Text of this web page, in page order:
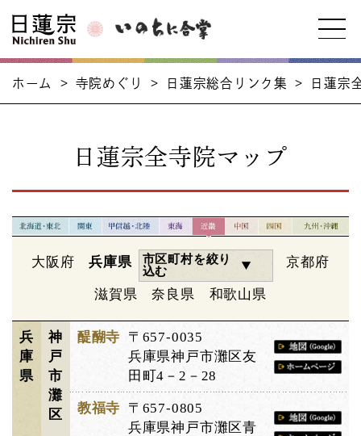
ホーム > 寺院めぐり > 日蓮宗総合リンク集 > 日蓮宗
日蓮宗全寺院マップ
大阪府 兵庫県
市区町村を絞り
込む
京都府
滋賀県 奈良県 和歌山県
兵
庫
県
神
戸
市
灘
区
醍醐寺
〒657-0035
兵庫県神戸市灘区友
田町4－2－28
教福寺
〒657-0805
兵庫県神戸市灘区青